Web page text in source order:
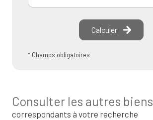
Calculer
* Champs obligatoires
Consulter les autres biens
correspondants à votre recherche